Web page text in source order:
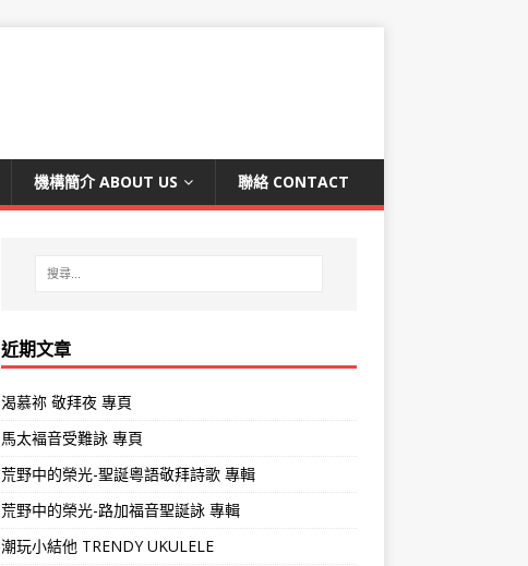
機構簡介 ABOUT US 聯絡 CONTACT
近期文章
渴慕祢 敬拜夜 專頁
馬太褔音受難詠 專頁
荒野中的榮光-聖誕粵語敬拜詩歌 專輯
荒野中的榮光-路加福音聖誕詠 專輯
潮玩小結他 TRENDY UKULELE